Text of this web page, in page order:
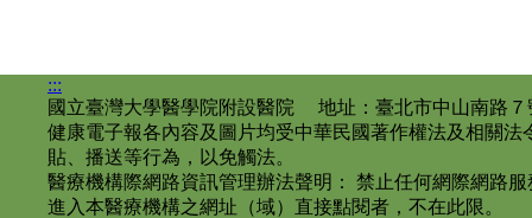
:::
國立臺灣大學醫學院附設醫院 地址：臺北市中山南路
健康電子報各內容及圖片均受中華民國著作權法及相關
貼、播送等行為，以免觸法。
醫療機構際網路資訊管理辦法聲明： 禁止任何網際網路
進入本醫療機構之網址（域）直接點閱者，不在此限。